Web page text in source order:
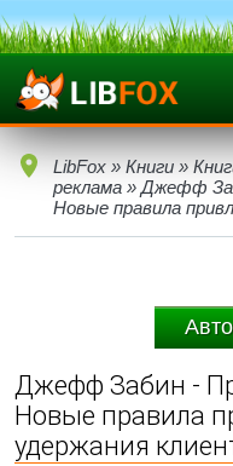
LibFox » Книги »
реклама » Джефф
Новые правила
Джефф Забин -
Новые правила
удержания